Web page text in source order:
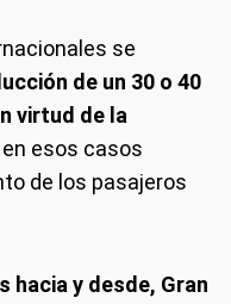
se
de un 30 o 40
virtud de la
esos casos
de los pasajeros
hacia y desde, Gran